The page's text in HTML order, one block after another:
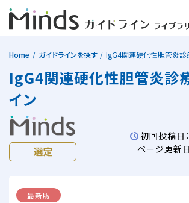
Home ガイドラインを探す IgG4関連硬化性胆管炎診
IgG4関連硬化性胆管炎診
イン
初回投稿日
ページ更新
最新版